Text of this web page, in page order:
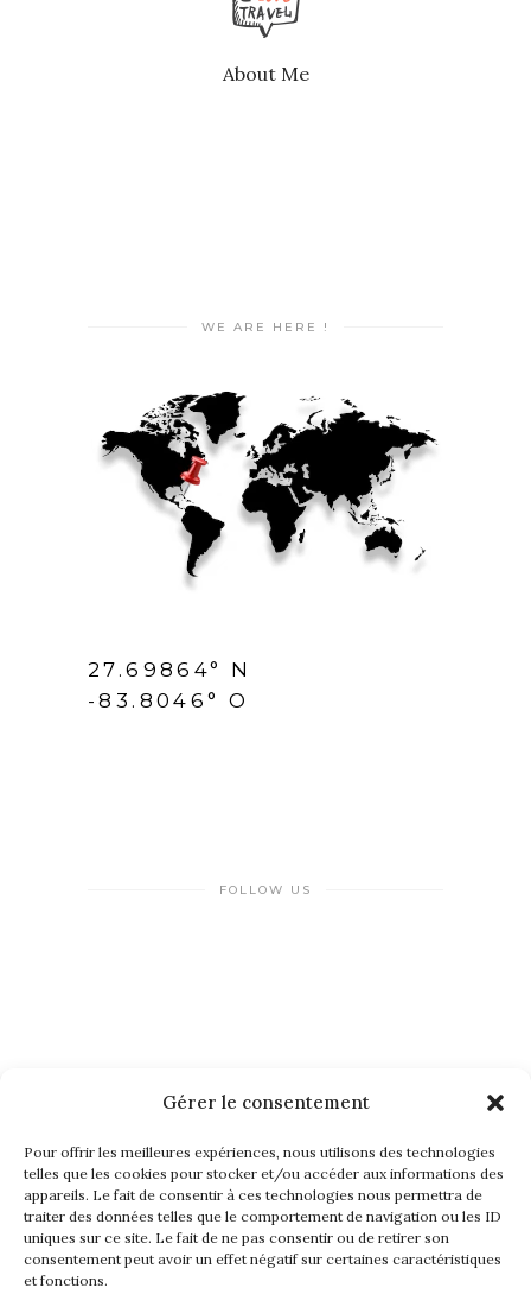
Gérer le consentement
Pour offrir les meilleures expériences, nous utilisons des technologies
telles que les cookies pour stocker et/ou accéder aux informations des
appareils. Le fait de consentir à ces technologies nous permettra de
traiter des données telles que le comportement de navigation ou les ID
uniques sur ce site. Le fait de ne pas consentir ou de retirer son
consentement peut avoir un effet négatif sur certaines caractéristiques
et fonctions.
About Me
WE ARE HERE !
27.69864° N
-83.8046° O
FOLLOW US